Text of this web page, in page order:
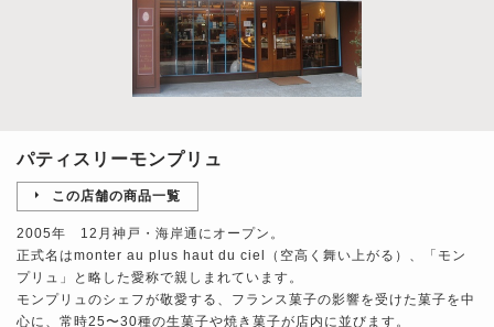
パティスリーモンプリュ
この店舗の商品一覧
2005年 12月神戸・海岸通にオープン。
正式名はmonter au plus haut du ciel（空高く舞い上がる）、「モン
プリュ」と略した愛称で親しまれています。
モンプリュのシェフが敬愛する、フランス菓子の影響を受けた菓子を中
心に、常時25〜30種の生菓子や焼き菓子が店内に並びます。